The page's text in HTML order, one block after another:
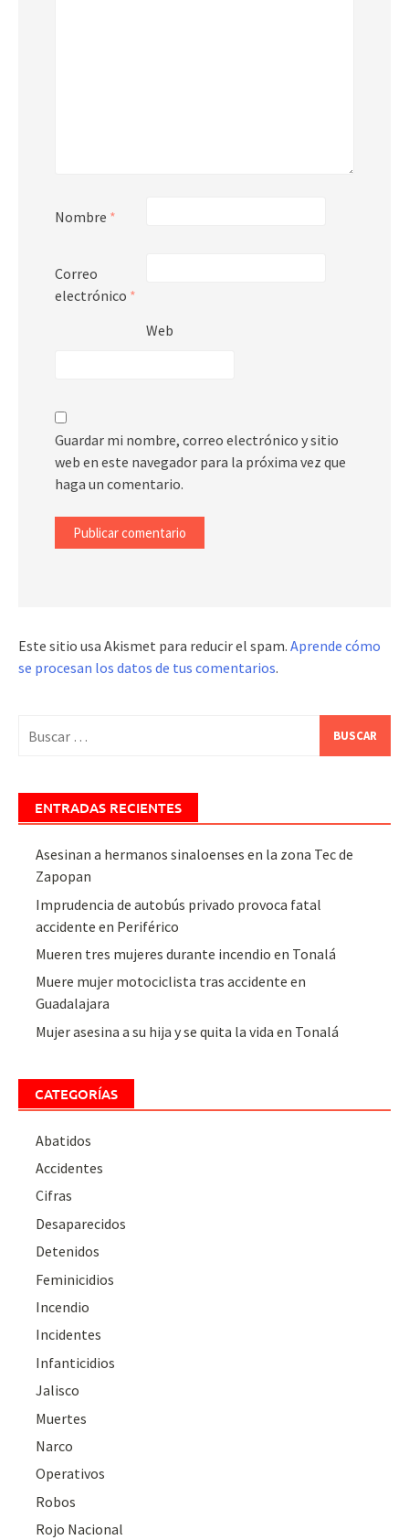
Nombre *
Correo
electrónico *
Web
Guardar mi nombre, correo electrónico y sitio
web en este navegador para la próxima vez que
haga un comentario.
Este sitio usa Akismet para reducir el spam. Aprende cómo
se procesan los datos de tus comentarios.
ENTRADAS RECIENTES
Asesinan a hermanos sinaloenses en la zona Tec de
Zapopan
Imprudencia de autobús privado provoca fatal
accidente en Periférico
Mueren tres mujeres durante incendio en Tonalá
Muere mujer motociclista tras accidente en
Guadalajara
Mujer asesina a su hija y se quita la vida en Tonalá
CATEGORÍAS
Abatidos
Accidentes
Cifras
Desaparecidos
Detenidos
Feminicidios
Incendio
Incidentes
Infanticidios
Jalisco
Muertes
Narco
Operativos
Robos
Rojo Nacional